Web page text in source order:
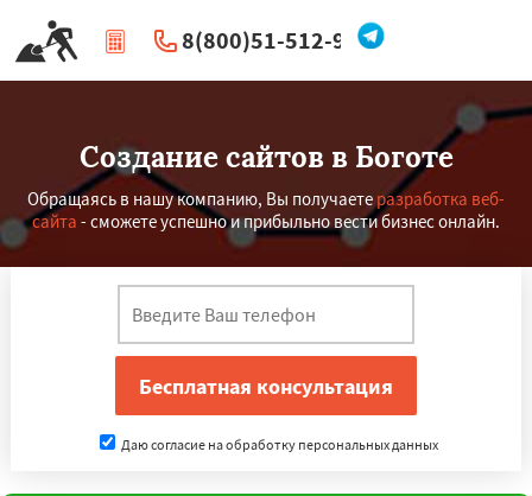
8(800)51-512-96
| Перезвоните мне
Создание сайтов в Боготе
Обращаясь в нашу компанию, Вы получаетеразработка веб-
сайта - сможете успешно и прибыльно вести бизнес онлайн.
Даю согласие на обработку персональных данных